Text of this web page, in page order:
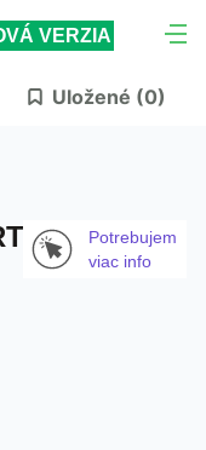
VERZIA
Uložené (0)
Potrebujem
viac info